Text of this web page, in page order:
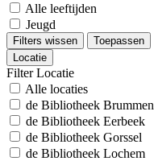
Alle leeftijden
Jeugd
Filters wissen
Toepassen
Locatie
Filter Locatie
Alle locaties
de Bibliotheek Brummen
de Bibliotheek Eerbeek
de Bibliotheek Gorssel
de Bibliotheek Lochem